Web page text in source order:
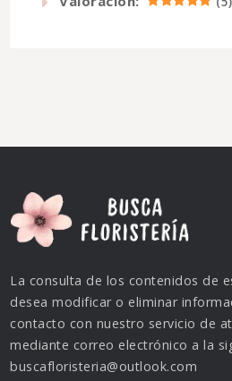
La consulta de los contenidos de
desea modificar o eliminar
contacto con nuestro servicio de
mediante correo electrónico a la
buscafloristeria@outlook.com